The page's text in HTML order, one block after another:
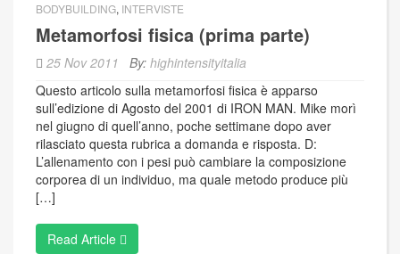
BODYBUILDING, INTERVISTE
Metamorfosi fisica (prima parte)
25 Nov 2011 By: highintensityitalia
Questo articolo sulla metamorfosi fisica è apparso
sull’edizione di Agosto del 2001 di IRON MAN. Mike morì
nel giugno di quell’anno, poche settimane dopo aver
rilasciato questa rubrica a domanda e risposta. D:
L’allenamento con i pesi può cambiare la composizione
corporea di un individuo, ma quale metodo produce più
[…]
Read Article